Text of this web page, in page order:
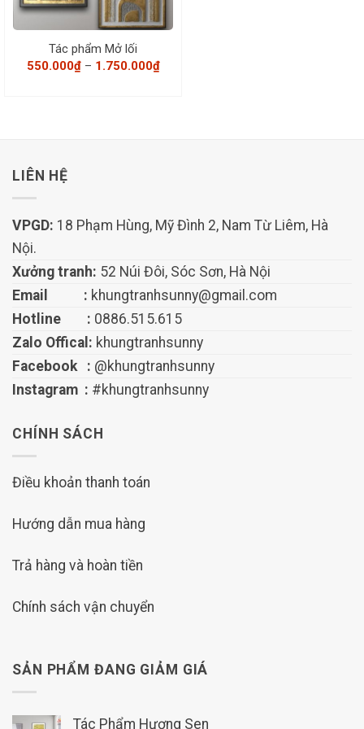
Tác phẩm Mở lối
550.000₫ – 1.750.000₫Khoảng
giá:
LIÊN HỆ
VPGD: 18 Phạm Hùng, Mỹ Đình 2, Nam Từ Liêm, Hà
Nội.
Xưởng tranh: 52 Núi Đôi, Sóc Sơn, Hà Nội
Email : khungtranhsunny@gmail.com
Hotline : 0886.515.615
Zalo Offical: khungtranhsunny
Facebook : @khungtranhsunny
Instagram : #khungtranhsunny
CHÍNH SÁCH
Điều khoản thanh toán
Hướng dẫn mua hàng
Trả hàng và hoàn tiền
Chính sách vận chuyển
SẢN PHẨM ĐANG GIẢM GIÁ
Tác Phẩm Hương Sen